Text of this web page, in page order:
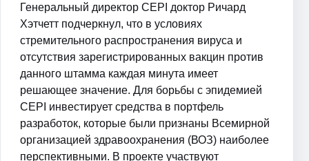
Генеральный директор CEPI доктор Ричард
Хэтчетт подчеркнул, что в условиях
стремительного распространения вируса и
отсутствия зарегистрированных вакцин против
данного штамма каждая минута имеет
решающее значение. Для борьбы с эпидемией
CEPI инвестирует средства в портфель
разработок, которые были признаны Всемирной
организацией здравоохранения (ВОЗ) наиболее
перспективными. В проекте участвуют